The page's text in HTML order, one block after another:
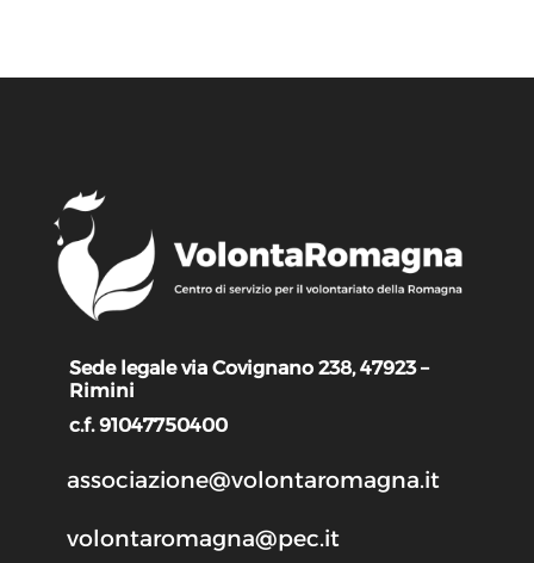
Sede legale via Covignano 238, 47923 –
Rimini
c.f. 91047750400
associazione@volontaromagna.it
volontaromagna@pec.it